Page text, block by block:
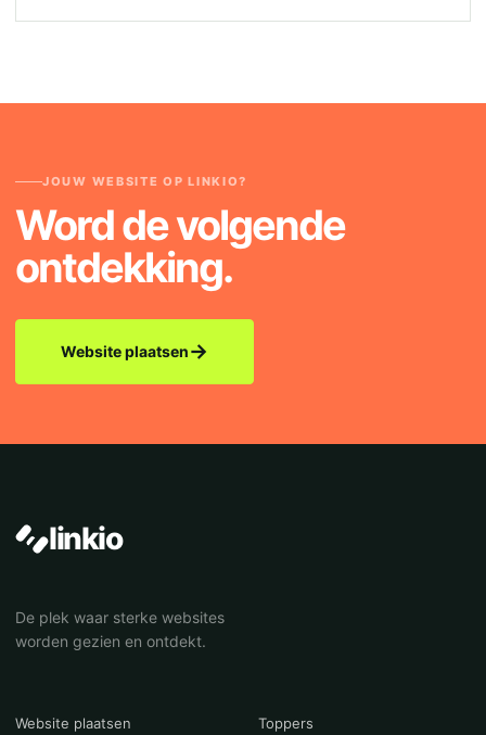
JOUW WEBSITE OP LINKIO?
Word de volgende
ontdekking.
Website plaatsen→
linkio
De plek waar sterke websites
worden gezien en ontdekt.
Website plaatsen Toppers